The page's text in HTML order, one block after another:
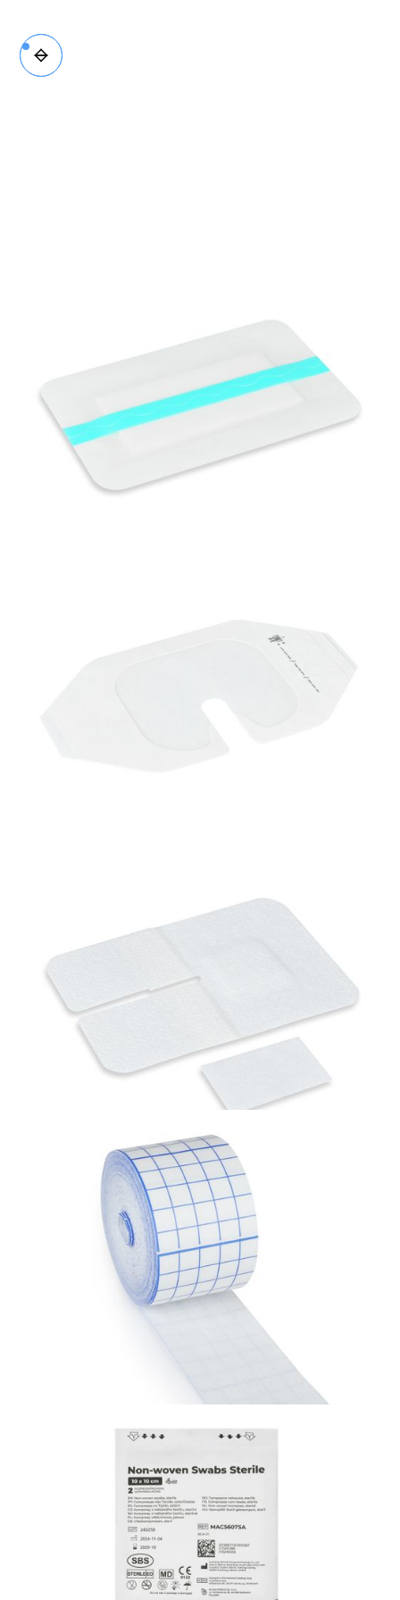
PolyFilm + Pad Jałowy opatrunek poliuretanowy
Materiały opatrunkowe i leczenie ran
PolyFilm Jałowy opatrunek poliuretanowy
Materiały opatrunkowe i leczenie ran
PolyCare + Pad Elastyczny plaster przeznaczony
do mocowania i stabilizacji kaniul w miejscu
Materiały opatrunkowe i leczenie ran
PolyGrid Elastyczny plaster opatrunkowy